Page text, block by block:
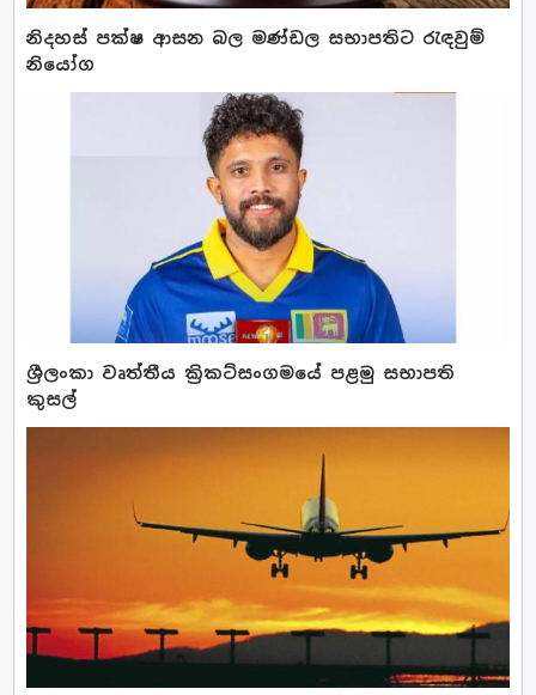
නිදහස් පක්ෂ ආසන බල මණ්ඩල සභාපතිට රැඳවුම්
නියෝග
ශ්‍රීලංකා වෘත්තීය ක්‍රිකට්සංගමයේ පළමු සභාපති
කුසල්